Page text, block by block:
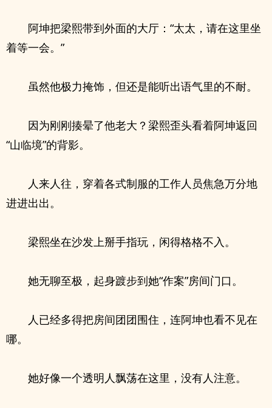
阿坤把梁熙带到外面的大厅：“太太，请在这里坐
着等一会。”
虽然他极力掩饰，但还是能听出语气里的不耐。
因为刚刚揍晕了他老大？梁熙歪头看着阿坤返回
“山临境”的背影。
人来人往，穿着各式制服的工作人员焦急万分地
进进出出。
梁熙坐在沙发上掰手指玩，闲得格格不入。
她无聊至极，起身踱步到她“作案”房间门口。
人已经多得把房间团团围住，连阿坤也看不见在
哪。
她好像一个透明人飘荡在这里，没有人注意。